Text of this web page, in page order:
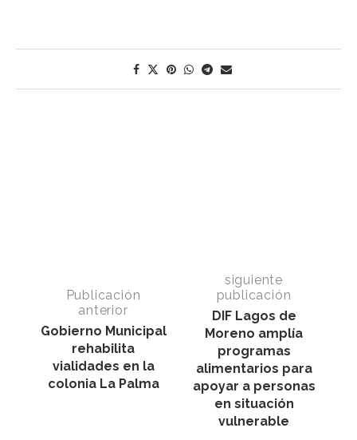
Publicación
anterior
Gobierno Municipal
rehabilita
vialidades en la
colonia La Palma
siguiente
publicación
DIF Lagos de
Moreno amplía
programas
alimentarios para
apoyar a personas
en situación
vulnerable